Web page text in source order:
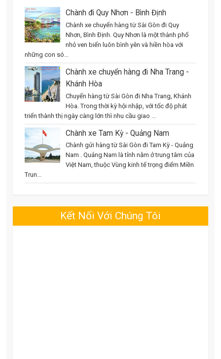
Chành đi Quy Nhơn - Bình Định
Chành xe chuyển hàng từ Sài Gòn đi Quy
Nhơn, Bình Định. Quy Nhơn là một thành phố
nhỏ ven biển luôn bình yên và hiền hòa với
những con só...
Chành xe chuyển hàng đi Nha Trang -
Khánh Hòa
Chuyển hàng từ Sài Gòn đi Nha Trang, Khánh
Hòa. Trong thời kỳ hội nhập, với tốc độ phát
triển thành thị ngày càng lớn thì nhu cầu giao ...
Chành xe Tam Kỳ - Quảng Nam
Chành gửi hàng từ Sài Gòn đi Tam Kỳ - Quảng
Nam . Quảng Nam là tỉnh nằm ở trung tâm của
Việt Nam, thuộc Vùng kinh tế trọng điểm Miền
Trun...
Kết Nối Với Chúng Tôi